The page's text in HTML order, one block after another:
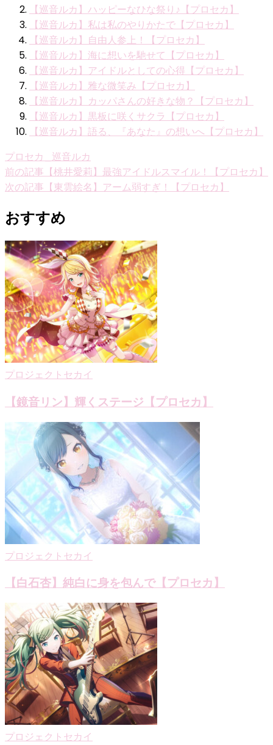
【巡音ルカ】ハッピーなひな祭り♪【プロセカ】
【巡音ルカ】私は私のやりかたで【プロセカ】
【巡音ルカ】自由人参上！【プロセカ】
【巡音ルカ】海に想いを馳せて【プロセカ】
【巡音ルカ】アイドルとしての心得【プロセカ】
【巡音ルカ】雅な微笑み【プロセカ】
【巡音ルカ】カッパさんの好きな物？【プロセカ】
【巡音ルカ】黒板に咲くサクラ【プロセカ】
【巡音ルカ】語る、『あなた』の想いへ【プロセカ】
プロセカ_巡音ルカ
投
稿
ナ
ビ
ゲ
ー
シ
ョ
ン
前の記事 【桃井愛莉】最強アイドルスマイル！【プロセカ】
次の記事 【東雲絵名】アーム弱すぎ！【プロセカ】
おすすめ
プロジェクトセカイ
【鏡音リン】輝くステージ【プロセカ】
プロジェクトセカイ
【白石杏】純白に身を包んで【プロセカ】
プロジェクトセカイ